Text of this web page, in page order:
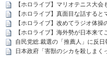
【ホロライブ】マリオテニス大
【ホロライブ】真面目な話する
【ホロライブ】改めてラジオ体
【ホロライブ】海外勢が日本来
自民党総.裁選の「推薦人」に反
日本政府「害獣のシカを殺しま